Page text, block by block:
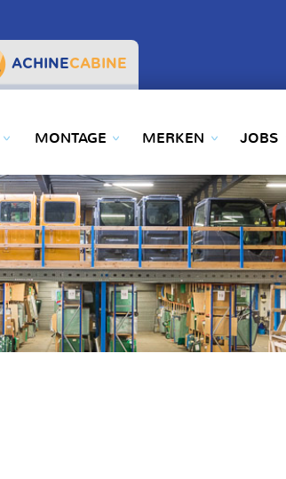
ACHINECABINE
MONTAGE MERKEN JOBS